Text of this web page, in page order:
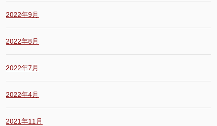
2022年9月
2022年8月
2022年7月
2022年4月
2021年11月